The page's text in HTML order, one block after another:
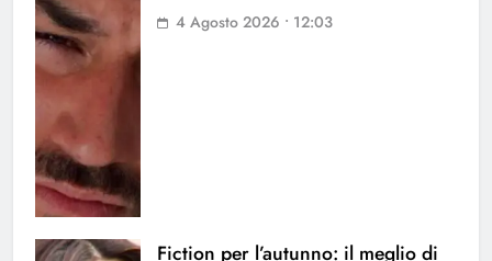
4 Agosto 2026 • 12:03
Fiction per l’autunno: il meglio di